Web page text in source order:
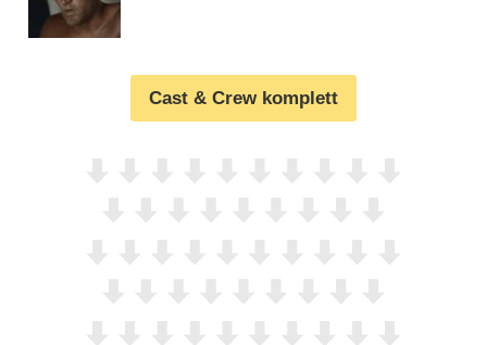
Cast & Crew komplett